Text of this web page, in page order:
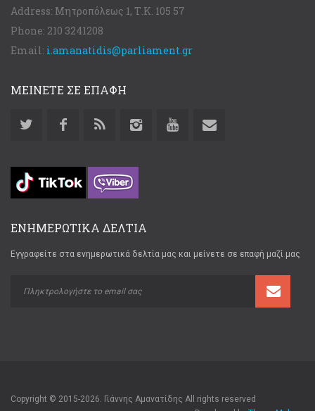
Address: Μητροπόλεως 1, Τ.Κ. 105 57
Phone: 210 3241208
Email: i.amanatidis@parliament.gr
ΜΕΙΝΕΤΕ ΣΕ ΕΠΑΦΗ
ΕΝΗΜΕΡΩΤΙΚΑ ΔΕΛΤΙΑ
Εγγραφείτε στα ενημερωτικά δελτία μας και μείνετε σε επαφή μαζί μας
Copyright © 2015-2026. Γιάννης Αμανατίδης All rights reserved